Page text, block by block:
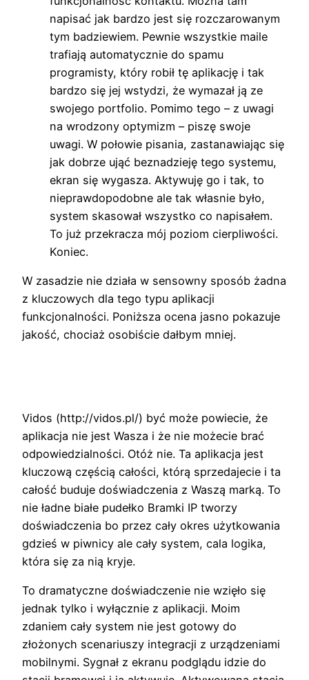
napisać jak bardzo jest się rozczarowanym
tym badziewiem. Pewnie wszystkie maile
trafiają automatycznie do spamu
programisty, który robił tę aplikację i tak
bardzo się jej wstydzi, że wymazał ją ze
swojego portfolio. Pomimo tego – z uwagi
na wrodzony optymizm – piszę swoje
uwagi. W połowie pisania, zastanawiając się
jak dobrze ująć beznadzieję tego systemu,
ekran się wygasza. Aktywuję go i tak, to
nieprawdopodobne ale tak własnie było,
system skasował wszystko co napisałem.
To już przekracza mój poziom cierpliwości.
Koniec.
W zasadzie nie działa w sensowny sposób żadna
z kluczowych dla tego typu aplikacji
funkcjonalności. Poniższa ocena jasno pokazuje
jakość, chociaż osobiście dałbym mniej.
Vidos (http://vidos.pl/) być może powiecie, że
aplikacja nie jest Wasza i że nie możecie brać
odpowiedzialności. Otóż nie. Ta aplikacja jest
kluczową częścią całości, którą sprzedajecie i ta
całość buduje doświadczenia z Waszą marką. To
nie ładne białe pudełko Bramki IP tworzy
doświadczenia bo przez cały okres użytkowania
gdzieś w piwnicy ale cały system, cala logika,
która się za nią kryje.
To dramatyczne doświadczenie nie wzięło się
jednak tylko i wyłącznie z aplikacji. Moim
zdaniem cały system nie jest gotowy do
złożonych scenariuszy integracji z urządzeniami
mobilnymi. Sygnał z ekranu podglądu idzie do